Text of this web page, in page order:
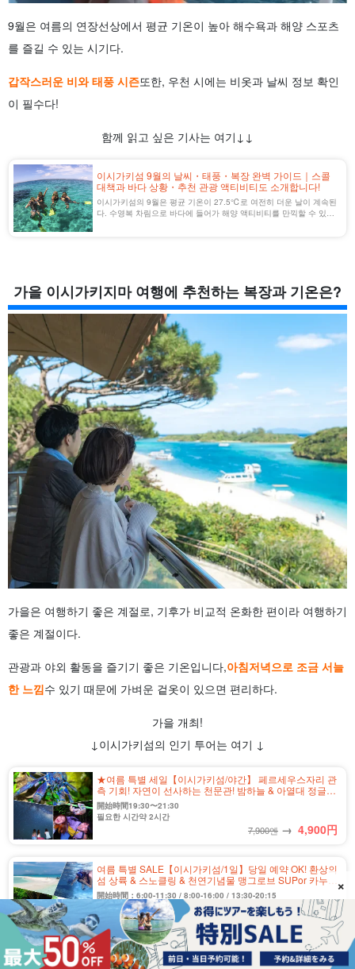
9월은 여름의 연장선상에서 평균 기온이 높아 해수욕과 해양 스포츠
를 즐길 수 있는 시기다.
갑작스러운 비와 태풍 시즌또한, 우천 시에는 비옷과 날씨 정보 확인
이 필수다!
함께 읽고 싶은 기사는 여기↓↓
이시가키섬 9월의 날씨・태풍・복장 완벽 가이드｜스콜
대책과 바다 상황・추천 관광 액티비티도 소개합니다!
이시가키섬의 9월은 평균 기온이 27.5℃로 여전히 더운 날이 계속된
다. 수영복 차림으로 바다에 들어가 해양 액티비티를 만끽할 수 있다!
가을 이시가키지마 여행에 추천하는 복장과 기온은?
가을은 여행하기 좋은 계절로, 기후가 비교적 온화한 편이라 여행하기
좋은 계절이다.
관광과 야외 활동을 즐기기 좋은 기온입니다,아침저녁으로 조금 서늘
한 느낌수 있기 때문에 가벼운 겉옷이 있으면 편리하다.
가을 개최!
↓이시가키섬의 인기 투어는 여기 ↓
★여름 특별 세일【이시가키섬/야간】 페르세우스자리 관
측 기회! 자연이 선사하는 천문관! 밤하늘 & 아열대 정글
나이트 투어♪ 당일 예약 가능! 자녀 동반 가족 및 단체 여
행에도 추천 (No.316)
開始時間19:30〜21:30
필요한 시간약 2시간
7,900엔 → 4,900円
여름 특별 SALE【이시가키섬/1일】당일 예약 OK! 환상의
섬 상륙 & 스노클링 & 천연기념물 맹그로브 SUPor 카누
《사진 무료 & 송영 포함》(No.457)
開始時間：6:00-11:30 / 8:00-16:00 / 13:30-20:15
필요한 시간약 5시간 30분
29,000엔→ 15,000円
이시가키섬/1.5시간] 당일 예약 OK! 3세부터 참가 가능 ◎
×